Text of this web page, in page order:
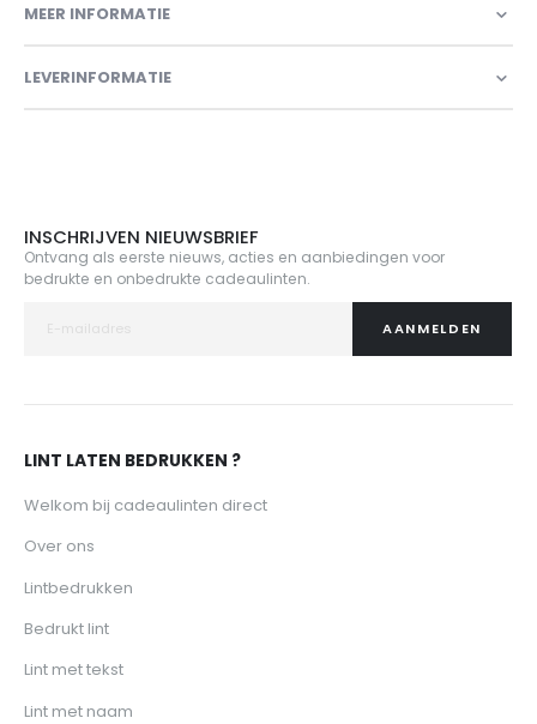
MEER INFORMATIE
LEVERINFORMATIE
INSCHRIJVEN NIEUWSBRIEF
Ontvang als eerste nieuws, acties en aanbiedingen voor
bedrukte en onbedrukte cadeaulinten.
AANMELDEN
LINT LATEN BEDRUKKEN ?
Welkom bij cadeaulinten direct
Over ons
Lintbedrukken
Bedrukt lint
Lint met tekst
Lint met naam